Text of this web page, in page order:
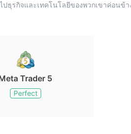
ธุรกิจและเทคโนโลยีของพวกเขาค่อน
Trader 5
Perfect